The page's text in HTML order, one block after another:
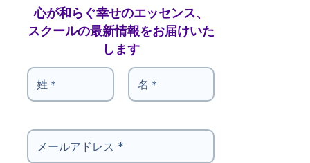
心が和らぐ幸せのエッセンス、
スクールの最新情報をお届けいた
します